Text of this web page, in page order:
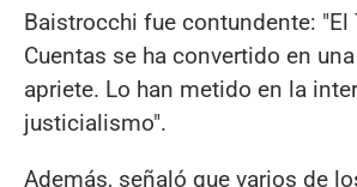
Baistrocchi fue contundente: "El
Cuentas se ha convertido en
apriete. Lo han metido en la
justicialismo".
Además, señaló que varios de